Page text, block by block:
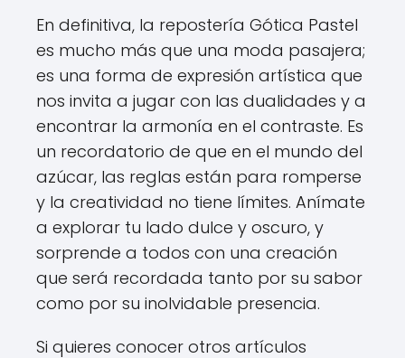
En definitiva, la repostería Gótica Pastel
es mucho más que una moda pasajera;
es una forma de expresión artística que
nos invita a jugar con las dualidades y a
encontrar la armonía en el contraste. Es
un recordatorio de que en el mundo del
azúcar, las reglas están para romperse
y la creatividad no tiene límites. Anímate
a explorar tu lado dulce y oscuro, y
sorprende a todos con una creación
que será recordada tanto por su sabor
como por su inolvidable presencia.
Si quieres conocer otros artículos